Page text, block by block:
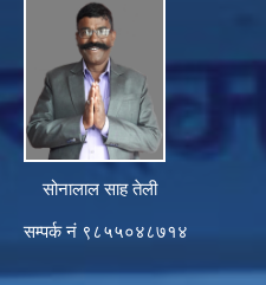
सोनालाल साह तेली
सम्पर्क नं ९८५५०४८७१४